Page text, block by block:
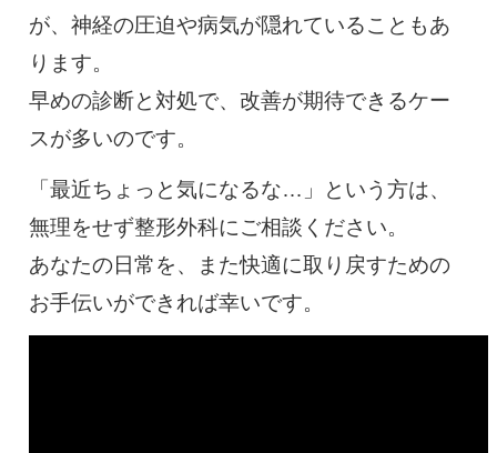
が、神経の圧迫や病気が隠れていることもあ
ります。
早めの診断と対処で、改善が期待できるケー
スが多いのです。
「最近ちょっと気になるな…」という方は、
無理をせず整形外科にご相談ください。
あなたの日常を、また快適に取り戻すための
お手伝いができれば幸いです。